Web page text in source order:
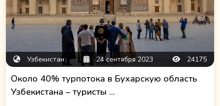
Узбекистан 24 сентября 2023 24175
Около 40% турпотока в Бухарскую область
Узбекистана – туристы ...